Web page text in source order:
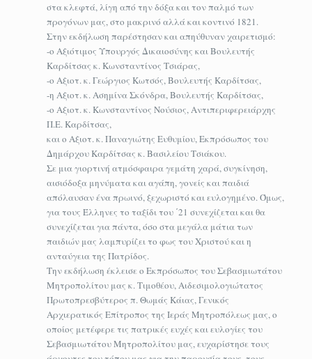
στα κλεφτά, λίγη από την δόξα και τον παλμό των
προγόνων μας, στο μακρινό αλλά και κοντινό 1821.
Στην εκδήλωση παρέστησαν και απηύθυναν χαιρετισμό:
-o Αξιότιμος Υπουργός Δικαιοσύνης και Βουλευτής
Καρδίτσας κ. Κωνσταντίνος Τσιάρας,
-ο Αξιοτ. κ. Γεώργιος Κωτσός, Βουλευτής Καρδίτσας,
-η Αξιοτ. κ. Ασημίνα Σκόνδρα, Βουλευτής Καρδίτσας,
-ο Αξιοτ. κ. Κωνσταντίνος Νούσιος, Αντιπεριφερειάρχης
Π.Ε. Καρδίτσας,
και ο Αξιοτ. κ. Παναγιώτης Ευθυμίου, Εκπρόσωπος του
Δημάρχου Καρδίτσας κ. Βασιλείου Τσιάκου.
Σε μια γιορτινή ατμόσφαιρα γεμάτη χαρά, συγκίνηση,
αισιόδοξα μηνύματα και αγάπη, γονείς και παιδιά
απόλαυσαν ένα πρωινό, ξεχωριστό και ευλογημένο. Όμως,
για τους Έλληνες το ταξίδι του ΄21 συνεχίζεται και θα
συνεχίζεται για πάντα, όσο στα μεγάλα μάτια των
παιδιών μας λαμπυρίζει το φως του Χριστού και η
ανταύγεια της Πατρίδος.
Την εκδήλωση έκλεισε ο Εκπρόσωπος του Σεβασμιωτάτου
Μητροπολίτου μας κ. Τιμοθέου, Αιδεσιμολογιώτατος
Πρωτοπρεσβύτερος π. Θωμάς Κάιας, Γενικός
Αρχιερατικός Επίτροπος της Ιεράς Μητροπόλεως μας, ο
οποίος μετέφερε τις πατρικές ευχές και ευλογίες του
Σεβασμιωτάτου Μητροπολίτου μας, ευχαρίστησε τους